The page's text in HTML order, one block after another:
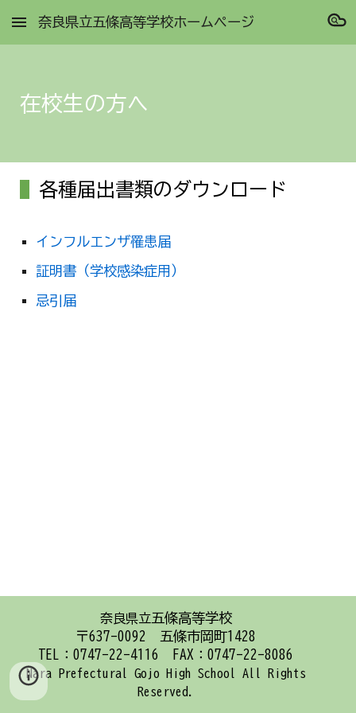
Skip to main content Skip to navigation
奈良県立五條高等学校ホームページ
在校生の方へ
各種届出書類のダウンロード
インフルエンザ罹患届
証明書（学校感染症用）
忌引届
奈良県立五條高等学校
〒637-0092 五條市岡町1428
TEL：0747-22-4116 FAX：0747-22-8086
Nara Prefectural Gojo High School All Rights
Reserved.